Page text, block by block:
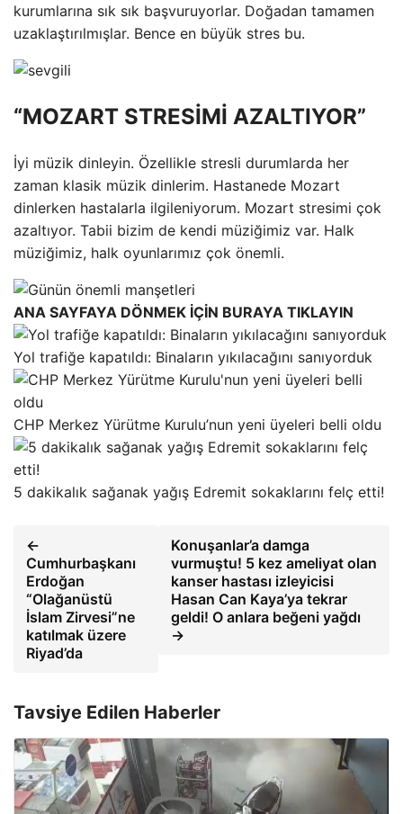
kurumlarına sık sık başvuruyorlar. Doğadan tamamen
uzaklaştırılmışlar. Bence en büyük stres bu.
“MOZART STRESİMİ AZALTIYOR”
İyi müzik dinleyin. Özellikle stresli durumlarda her
zaman klasik müzik dinlerim. Hastanede Mozart
dinlerken hastalarla ilgileniyorum. Mozart stresimi çok
azaltıyor. Tabii bizim de kendi müziğimiz var. Halk
müziğimiz, halk oyunlarımız çok önemli.
ANA SAYFAYA DÖNMEK İÇİN BURAYA TIKLAYIN
Yol trafiğe kapatıldı: Binaların yıkılacağını sanıyorduk
CHP Merkez Yürütme Kurulu’nun yeni üyeleri belli oldu
5 dakikalık sağanak yağış Edremit sokaklarını felç etti!
←
Cumhurbaşkanı
Erdoğan
“Olağanüstü
İslam Zirvesi”ne
katılmak üzere
Riyad’da
Konuşanlar’a damga
vurmuştu! 5 kez ameliyat olan
kanser hastası izleyicisi
Hasan Can Kaya’ya tekrar
geldi! O anlara beğeni yağdı
→
Tavsiye Edilen Haberler